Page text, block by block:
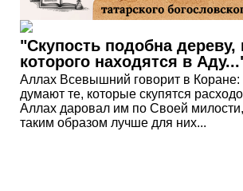
"Скупость подобна дереву,
которого находятся в
Аллах Всевышний говорит в Коране:
думают те, которые скупятся
Аллах даровал им по Своей милости,
таким образом лучше для них...